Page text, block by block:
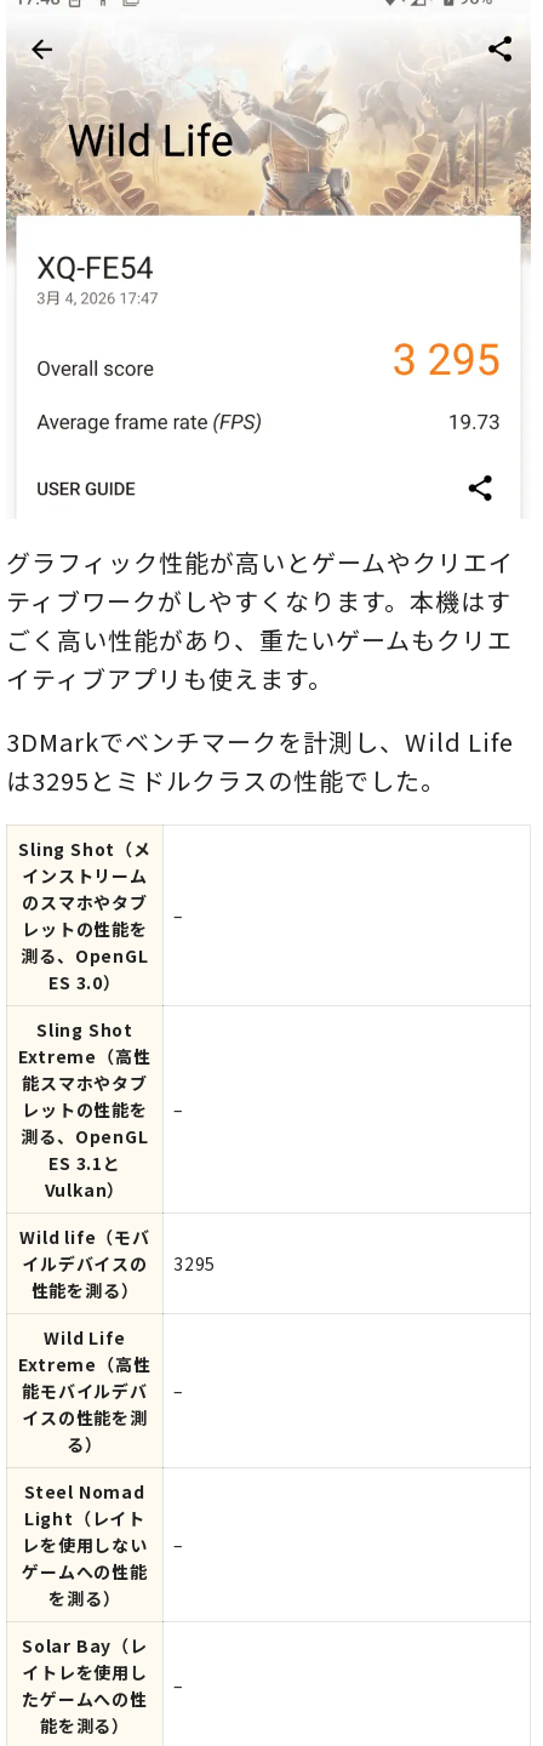
グラフィック性能が高いとゲームやクリエイ
ティブワークがしやすくなります。本機はす
ごく高い性能があり、重たいゲームもクリエ
イティブアプリも使えます。
3DMarkでベンチマークを計測し、Wild Life
は3295とミドルクラスの性能でした。
Sling Shot （メ
インストリーム
のスマホやタブ
レットの性能を
測る、OpenGL
ES 3.0）
–
Sling Shot
Extreme （高性
能スマホやタブ
レットの性能を
測る、OpenGL
ES 3.1と
Vulkan）
–
Wild life （モバ
イルデバイスの
性能を測る）
3295
Wild Life
Extreme （高性
能モバイルデバ
イスの性能を測
る）
–
Steel Nomad
Light （レイト
レを使用しない
ゲームへの性能
を測る）
–
Solar Bay （レ
イトレを使用し
たゲームへの性
能を測る）
–